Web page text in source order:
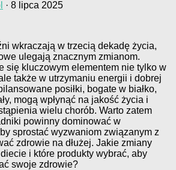
· 8 lipca 2025
wkraczają w trzecią dekadę życia,
ulegają znacznym zmianom.
się kluczowym elementem nie tylko w
także w utrzymaniu energii i dobrej
posiłki, bogate w białko,
mogą wpłynąć na jakość życia i
wielu chorób. Warto zatem
powinny dominować w
sprostać wyzwaniom związanym z
zdrowie na dłużej. Jakie zmiany
i które produkty wybrać, aby
swoje zdrowie?